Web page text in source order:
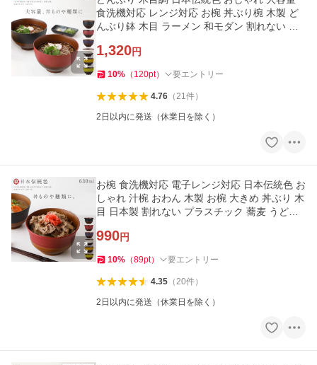
食洗機対応 レンジ対応 お椀 丼ぶり椀 木製 ど
んぶり鉢 木目 ラーメン 和モダン 割れない 日
1,320円
10% （ 120pt） 要エントリー
4.76（21件）
2日以内に発送（休業日を除く）
お椀 食洗機対応 電子レンジ対応 日本伝統色 お
しゃれ 汁椀 おわん 木製 お椀 大きめ 丼ぶり 木
目 日本製 割れない プラスチック 蕎麦 うどん
990円
10% （89pt） 要エントリー
4.35（20件）
2日以内に発送（休業日を除く）